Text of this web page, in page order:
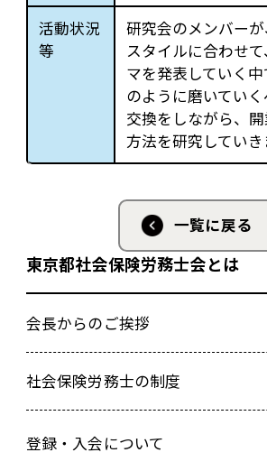
東京都社会保険労務士会とは
会長からのご挨拶
社会保険労務士の制度
登録・入会について
活動状況
等
研究会のメンバー
スタイルに合わせ
マを発表していく
のように磨いてい
交換をしながら、
方法を研究していき
一覧に戻る